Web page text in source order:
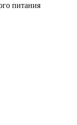
питания